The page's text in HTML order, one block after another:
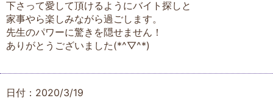
下さって愛して頂けるようにバイト探しと
家事やら楽しみながら過ごします。
先生のパワーに驚きを隠せません！
ありがとうございました(*^▽^*)
日付：2020/3/19